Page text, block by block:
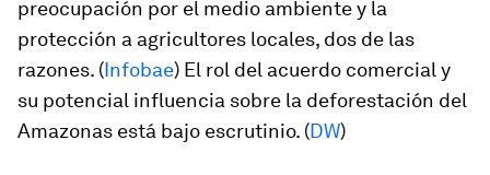
preocupación por el medio ambiente y la
protección a agricultores locales, dos de las
razones. (Infobae) El rol del acuerdo comercial y
su potencial influencia sobre la deforestación del
Amazonas está bajo escrutinio. (DW)